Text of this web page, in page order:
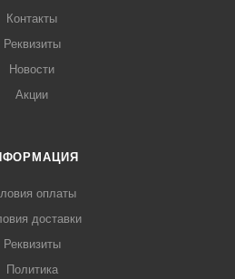
GN2100BT отличный вариант
Контакты
Реквизиты
Новости
Акции
оплаты
доставки
Реквизиты
Политика